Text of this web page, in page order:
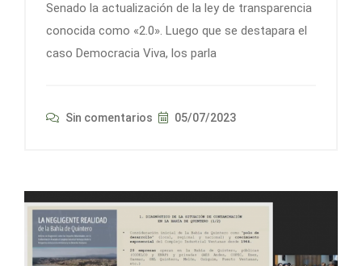
Senado la actualización de la ley de transparencia
conocida como «2.0». Luego que se destapara el
caso Democracia Viva, los parla
Sin comentarios 05/07/2023